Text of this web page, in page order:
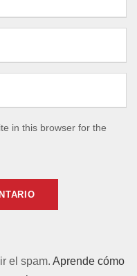
in this browser for the
el spam. Aprende cómo